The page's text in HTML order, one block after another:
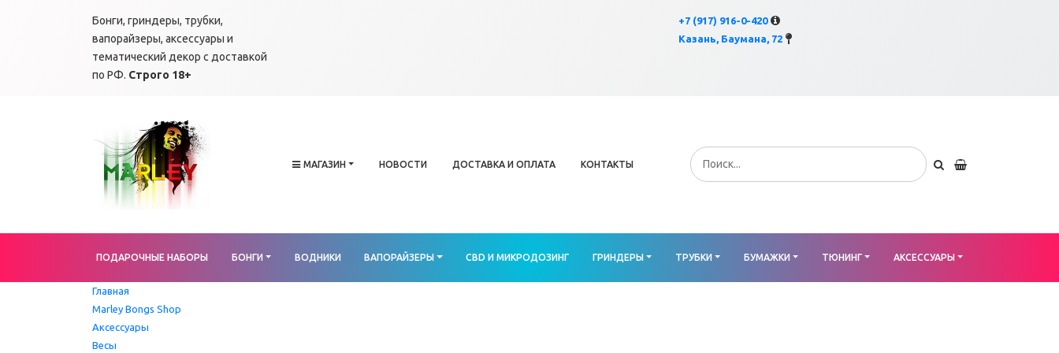
Бонги, гриндеры, трубки,
вапорайзеры, аксессуары и
тематический декор с доставкой
по РФ. Строго 18+
+7 (917) 916-0-420
Казань, Баумана, 72
МАГАЗИН НОВОСТИ ДОСТАВКА И ОПЛАТА КОНТАКТЫ
ПОДАРОЧНЫЕ НАБОРЫ БОНГИ ВОДНИКИ ВАПОРАЙЗЕРЫ CBD И МИКРОДОЗИНГ ГРИНДЕРЫ ТРУБКИ БУМАЖКИ ТЮНИНГ АКСЕССУАРЫ
Главная
Marley Bongs Shop
Аксессуары
Весы